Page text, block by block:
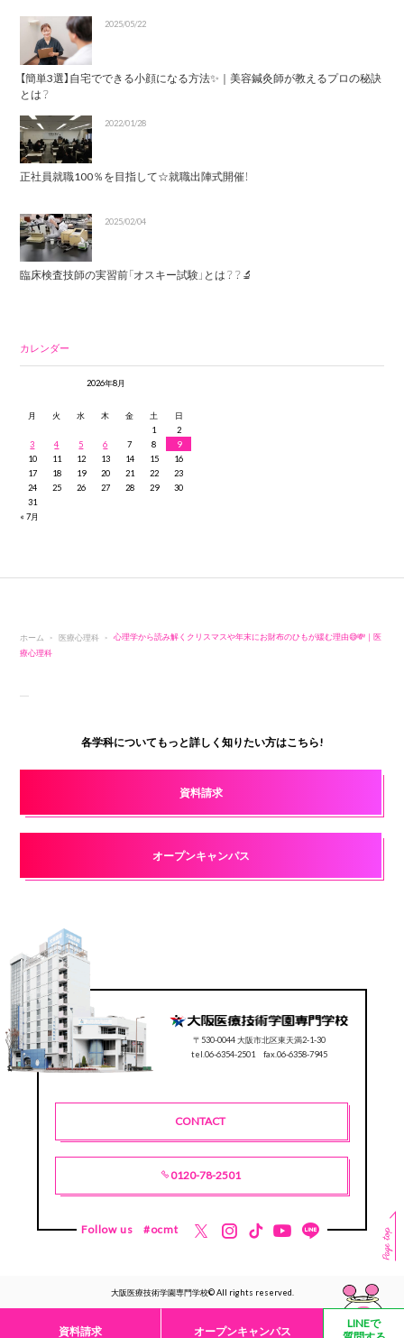
2025/05/22
【簡単3選】自宅でできる小顔になる方法✨｜美容鍼灸師が教えるプロの秘訣
とは？
2022/01/28
正社員就職100％を目指して☆就職出陣式開催！
2025/02/04
臨床検査技師の実習前「オスキー試験」とは？？🔬
カレンダー
2026年8月
月 火 水 木 金 土
日
1
2
3
4 5 6 7 8
9
10
11 12 13 14 15
16
17
18 19 20 21 22
23
24
25 26 27 28 29
30
31
« 7月
ホーム 医療心理科
心理学から読み解くクリスマスや年末にお財布のひもが緩む理由😅💸｜医
療心理科
各学科についてもっと詳しく知りたい方はこちら!
資料請求
オープンキャンパス
〒530-0044 大阪市北区東天満2-1-30
tel.06-6354-2501 fax.06-6358-7945
CONTACT
0120-78-2501
Follow us #ocmt
大阪医療技術学園専門学校© All rights reserved.
資料請求 オープンキャンパス
LINEで